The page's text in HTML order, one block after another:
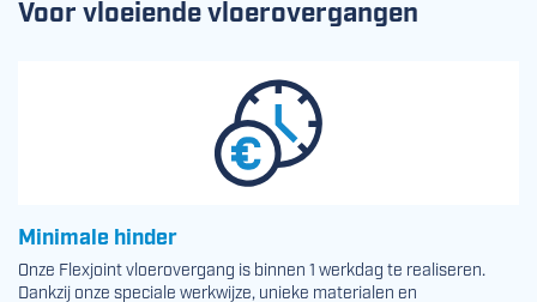
Voor vloeiende vloerovergangen
Minimale hinder
Onze Flexjoint vloerovergang is binnen 1 werkdag te realiseren.
Dankzij onze speciale werkwijze, unieke materialen en